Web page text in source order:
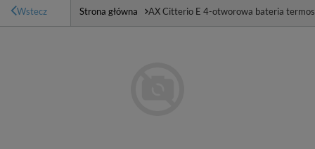
Wstecz Strona główna AX Citterio E 4-otworowa bateria